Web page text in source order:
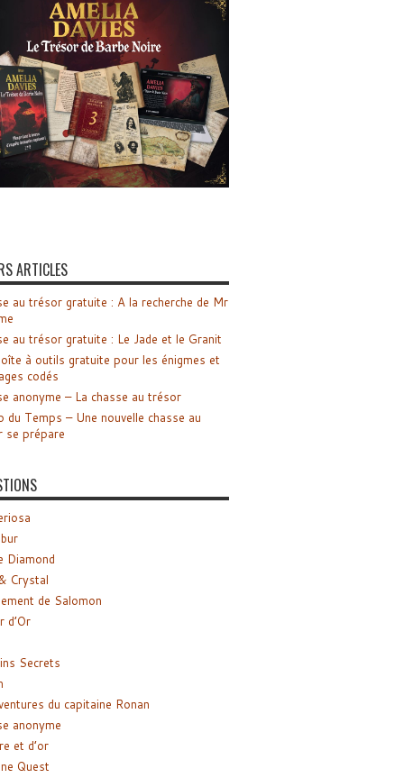
ARTICLES
au trésor gratuite : A la recherche de Mr
au trésor gratuite : Le Jade et le Granit
à outils gratuite pour les énigmes et
codés
anonyme – La chasse au trésor
du Temps – Une nouvelle chasse au
se prépare
Diamond
Crystal
de Salomon
d’Or
Secrets
du capitaine Ronan
anonyme
et d’or
Quest